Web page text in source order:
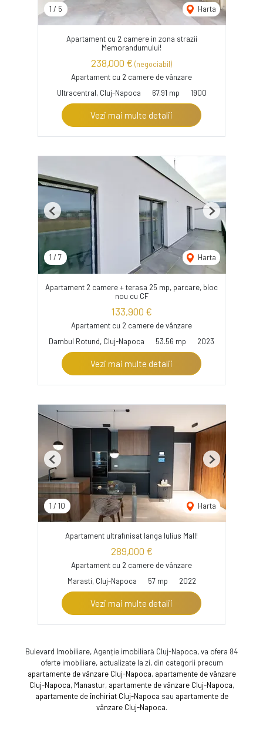
1 / 5 Harta
Apartament cu 2 camere in zona strazii
Memorandumului!
238,000 € (negociabil)
Apartament cu 2 camere de vânzare
Ultracentral, Cluj-Napoca
67.91 mp 1900
Vezi mai multe detalii
1 / 7 Harta
Previous Next
Apartament 2 camere + terasa 25 mp, parcare, bloc
nou cu CF
133,900 €
Apartament cu 2 camere de vânzare
Dambul Rotund, Cluj-Napoca
53.56 mp 2023
Vezi mai multe detalii
1 / 10 Harta
Previous Next
Apartament ultrafinisat langa Iulius Mall!
289,000 €
Apartament cu 2 camere de vânzare
Marasti, Cluj-Napoca
57 mp 2022
Vezi mai multe detalii
Bulevard Imobiliare, Agenție imobiliară Cluj-Napoca, va ofera 84
oferte imobiliare, actualizate la zi, din categorii precum
apartamente de vânzare Cluj-Napoca, apartamente de vânzare
Cluj-Napoca, Manastur, apartamente de vânzare Cluj-Napoca,
apartamente de închiriat Cluj-Napoca sau apartamente de
vânzare Cluj-Napoca.